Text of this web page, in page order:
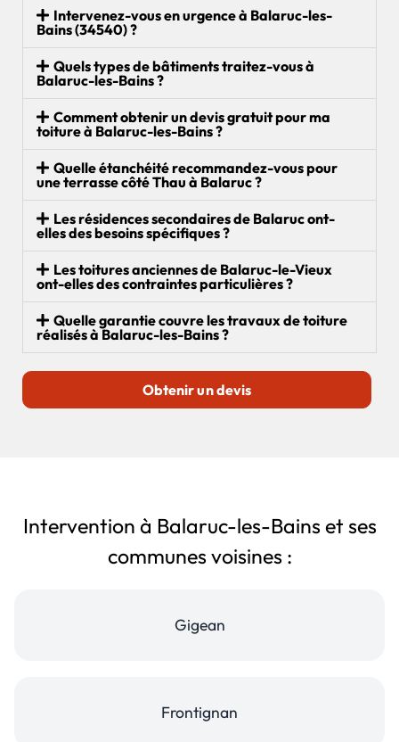
Intervenez-vous en urgence à Balaruc-les-
Bains (34540) ?
Quels types de bâtiments traitez-vous à
Balaruc-les-Bains ?
Comment obtenir un devis gratuit pour ma
toiture à Balaruc-les-Bains ?
Quelle étanchéité recommandez-vous pour
une terrasse côté Thau à Balaruc ?
Les résidences secondaires de Balaruc ont-
elles des besoins spécifiques ?
Les toitures anciennes de Balaruc-le-Vieux
ont-elles des contraintes particulières ?
Quelle garantie couvre les travaux de toiture
réalisés à Balaruc-les-Bains ?
Obtenir un devis
Intervention à Balaruc-les-Bains et ses
communes voisines :
Gigean
Frontignan